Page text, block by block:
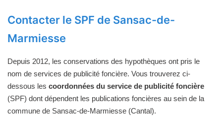
Contacter le SPF de Sansac-de-
Marmiesse
Depuis 2012, les conservations des hypothèques ont pris le
nom de services de publicité foncière. Vous trouverez ci-
dessous les coordonnées du service de publicité foncière
(SPF) dont dépendent les publications foncières au sein de la
commune de Sansac-de-Marmiesse (Cantal).